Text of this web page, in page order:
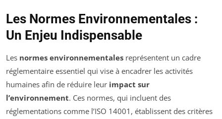
Les Normes Environnementales :
Un Enjeu Indispensable
Les normes environnementales représentent un cadre
réglementaire essentiel qui vise à encadrer les activités
humaines afin de réduire leur impact sur
l’environnement. Ces normes, qui incluent des
réglementations comme l’ISO 14001, établissent des critères